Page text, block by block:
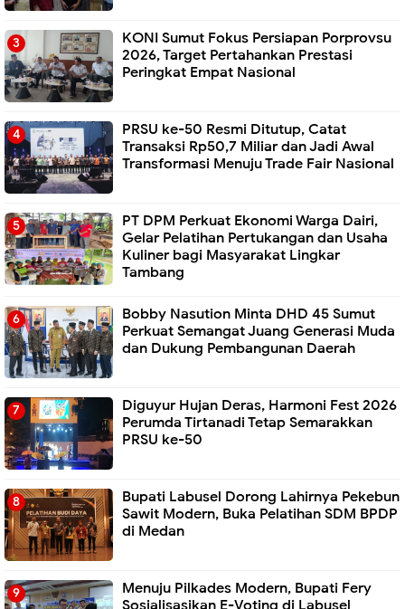
KONI Sumut Fokus Persiapan Porprovsu
2026, Target Pertahankan Prestasi
Peringkat Empat Nasional
PRSU ke-50 Resmi Ditutup, Catat
Transaksi Rp50,7 Miliar dan Jadi Awal
Transformasi Menuju Trade Fair Nasional
PT DPM Perkuat Ekonomi Warga Dairi,
Gelar Pelatihan Pertukangan dan Usaha
Kuliner bagi Masyarakat Lingkar
Tambang
Bobby Nasution Minta DHD 45 Sumut
Perkuat Semangat Juang Generasi Muda
dan Dukung Pembangunan Daerah
Diguyur Hujan Deras, Harmoni Fest 2026
Perumda Tirtanadi Tetap Semarakkan
PRSU ke-50
Bupati Labusel Dorong Lahirnya Pekebun
Sawit Modern, Buka Pelatihan SDM BPDP
di Medan
Menuju Pilkades Modern, Bupati Fery
Sosialisasikan E-Voting di Labusel